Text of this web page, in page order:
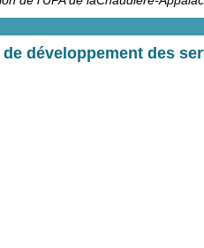
développement des